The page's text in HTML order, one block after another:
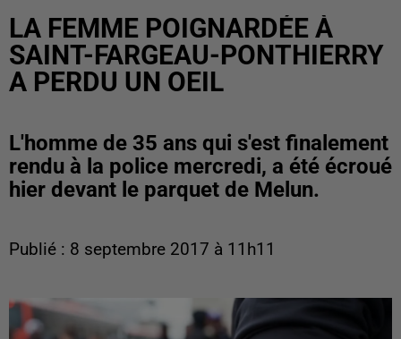
LA FEMME POIGNARDÉE À
SAINT-FARGEAU-PONTHIERRY
A PERDU UN OEIL
L'homme de 35 ans qui s'est finalement
rendu à la police mercredi, a été écroué
hier devant le parquet de Melun.
Publié : 8 septembre 2017 à 11h11